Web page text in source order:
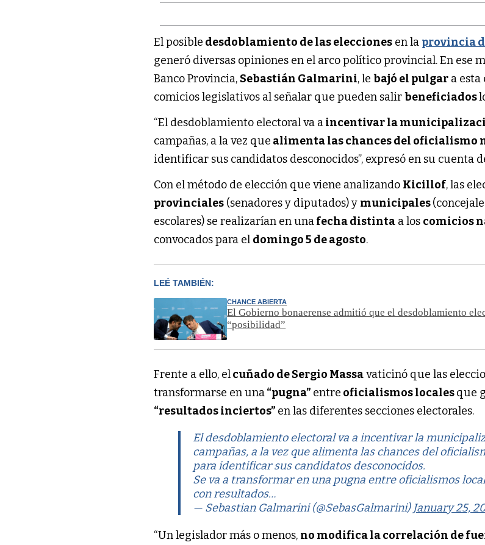
El posible desdoblamiento de las elecciones en la provincia
generó diversas opiniones en el arco político provincial. En ese
Banco Provincia, Sebastián Galmarini, lebajó el pulgar a esta
comicios legislativos al señalar que pueden salirbeneficiados
“El desdoblamiento electoral va aincentivar la
campañas, a la vez que alimenta las chances del oficialismo
identificar sus candidatos desconocidos”, expresó en su cuenta
Con el método de elección que viene analizando Kicillof, las
provinciales (senadores y diputados) y municipales
escolares) se realizarían en unafecha distinta a los comicios
convocados para el domingo 5 de agosto.
LEÉ TAMBIÉN:
CHANCE ABIERTA
El Gobierno bonaerense admitió que el desdoblamiento
“posibilidad”
Frente a ello, elcuñado de Sergio Massavaticinó que las
transformarse en una“pugna” entre oficialismos localesque
“resultados inciertos” en las diferentes secciones electorales.
El desdoblamiento electoral va a incentivar la
campañas, a la vez que alimenta las chances del
para identificar sus candidatos desconocidos.
Se va a transformar en una pugna entre oficialismos
con resultados…
— Sebastian Galmarini (@SebasGalmarini) January 25,
“Un legislador más o menos, no modifica la correlación de